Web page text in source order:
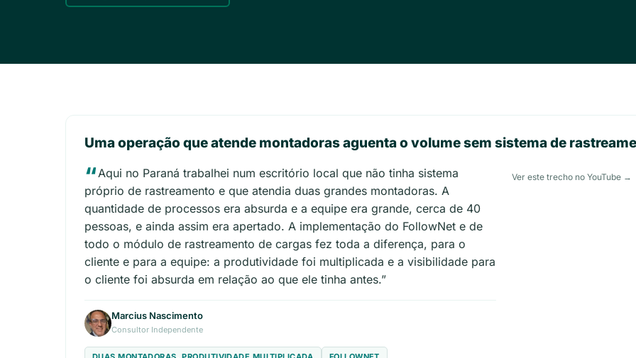
Uma operação que atende montadoras aguenta o volume sem sistema de
Aqui no Paraná trabalhei num escritório local que não tinha sistema
próprio de rastreamento e que atendia duas grandes montadoras. A
quantidade de processos era absurda e a equipe era grande, cerca de 40
pessoas, e ainda assim era apertado. A implementação do FollowNet e de
todo o módulo de rastreamento de cargas fez toda a diferença, para o
cliente e para a equipe: a produtividade foi multiplicada e a visibilidade para
o cliente foi absurda em relação ao que ele tinha antes.”
Marcius Nascimento
Consultor Independente
Ver este trecho no YouTube →